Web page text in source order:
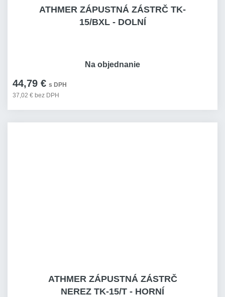
ATHMER ZÁPUSTNÁ ZÁSTRČ TK-
15/BXL - DOLNÍ
44,79 € s DPH
37,02 € bez DPH
Na objednanie
ATHMER ZÁPUSTNÁ ZÁSTRČ
NEREZ TK-15/T - HORNÍ